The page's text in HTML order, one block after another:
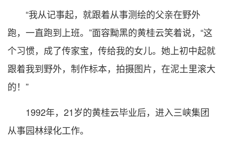
“我从记事起，就跟着从事测绘的父亲在野外
跑，一直跑到上班。”面容黝黑的黄桂云笑着说，“这
个习惯，成了传家宝，传给我的女儿。她上初中起就
跟着我到野外，制作标本，拍摄图片，在泥土里滚大
的！”
1992年，21岁的黄桂云毕业后，进入三峡集团
从事园林绿化工作。